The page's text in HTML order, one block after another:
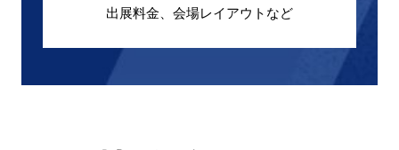
出展料金、会場レイアウトなど